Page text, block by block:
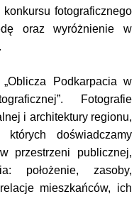
fotograficznego
oraz wyróżnienie w
Podkarpacia w
Fotografie
i architektury regionu,
doświadczamy
przestrzeni publicznej,
położenie, zasoby,
mieszkańców, ich